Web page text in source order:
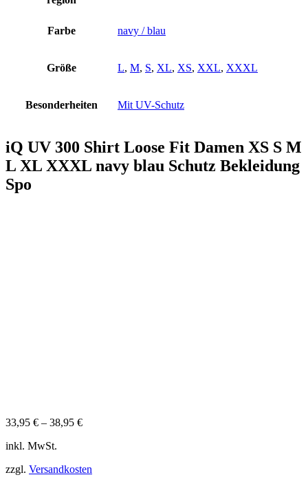
Farbe navy / blau
Größe L, M, S, XL, XS, XXL, XXXL
Besonderheiten Mit UV-Schutz
iQ UV 300 Shirt Loose Fit Damen XS S M
L XL XXXL navy blau Schutz Bekleidung
Spo
33,95 € – 38,95 €
inkl. MwSt.
zzgl. Versandkosten